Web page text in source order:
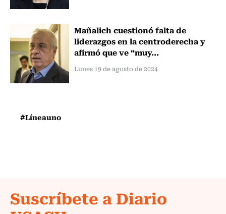
Mañalich cuestionó falta de
liderazgos en la centroderecha y
afirmó que ve “muy...
Lunes 19 de agosto de 2024
#Líneauno